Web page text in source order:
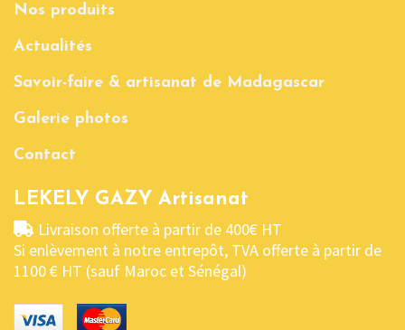
Nos produits
Actualités
Savoir-faire & artisanat de Madagascar
Galerie photos
Contact
LEKELY GAZY Artisanat
Livraison offerte à partir de 400€ HT
Si enlèvement à notre entrepôt, TVA offerte à partir de
1100 € HT (sauf Maroc et Sénégal)